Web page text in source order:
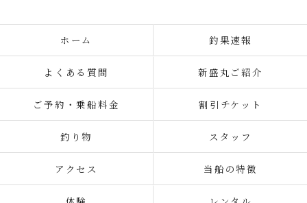
ホーム 釣果速報
よくある質問 新盛丸ご紹介
ご予約・乗船料金 割引チケット
釣り物 スタッフ
アクセス 当船の特徴